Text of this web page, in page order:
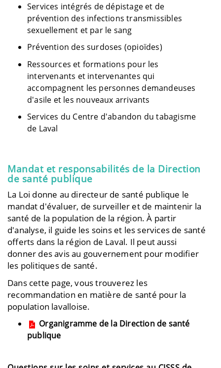
Services intégrés de dépistage et de
prévention des infections transmissibles
sexuellement et par le sang
Prévention des surdoses (opioïdes)
Ressources et formations pour les
intervenants et intervenantes qui
accompagnent les personnes demandeuses
d'asile et les nouveaux arrivants
Services du Centre d'abandon du tabagisme
de Laval
Mandat et responsabilités de la Direction
de santé publique
La Loi donne au directeur de santé publique le
mandat d'évaluer, de surveiller et de maintenir la
santé de la population de la région. À partir
d'analyse, il guide les soins et les services de santé
offerts dans la région de Laval. Il peut aussi
donner des avis au gouvernement pour modifier
les politiques de santé.
Dans cette page, vous trouverez les
recommandation en matière de santé pour la
population lavalloise.
Organigramme de la Direction de santé
publique